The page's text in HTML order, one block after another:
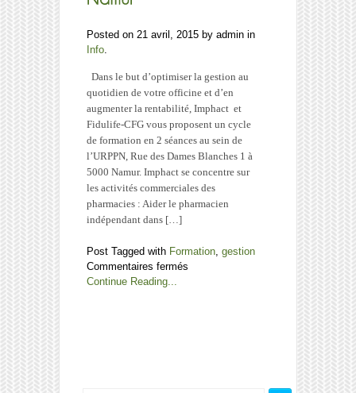
Posted on 21 avril, 2015 by admin in
Info.
Dans le but d’optimiser la gestion au
quotidien de votre officine et d’en
augmenter la rentabilité, Imphact et
Fidulife-CFG vous proposent un cycle
de formation en 2 séances au sein de
l’URPPN, Rue des Dames Blanches 1 à
5000 Namur. Imphact se concentre sur
les activités commerciales des
pharmacies : Aider le pharmacien
indépendant dans […]
Post Tagged with Formation, gestion
Commentaires fermés
Continue Reading...